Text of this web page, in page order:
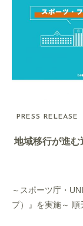
地域移行が進む
PRESS RELEASE
～スポーツ庁・
プ）』を実施～ 順